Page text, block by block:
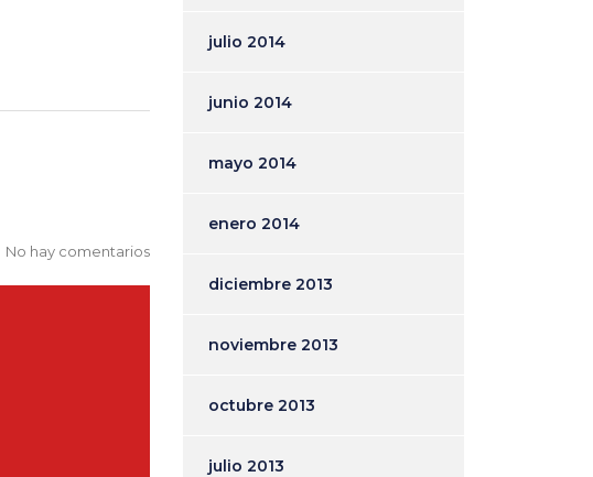
No hay comentarios
julio 2014
junio 2014
mayo 2014
enero 2014
diciembre 2013
noviembre 2013
octubre 2013
julio 2013